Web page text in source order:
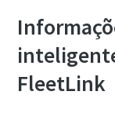
FleetLink